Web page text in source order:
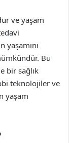
ve yaşam
Bu
bir sağlık
teknolojiler ve
yaşam